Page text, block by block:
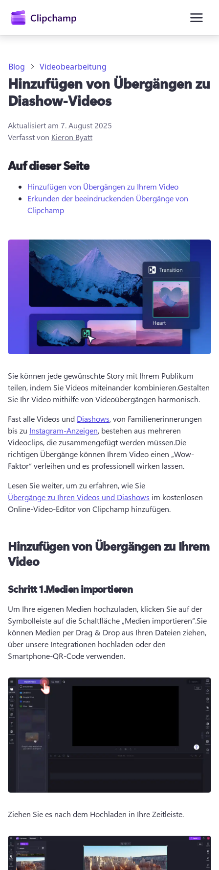
Anmelden
Blog Videobearbeitung
Hinzufügen von Übergängen zu
Diashow-Videos
Aktualisiert am 7. August 2025
Verfasst von Kieron Byatt
Auf dieser Seite
Hinzufügen von Übergängen zu Ihrem Video
Erkunden der beeindruckenden Übergänge von
Clipchamp
Sie können jede gewünschte Story mit Ihrem Publikum
teilen, indem Sie Videos miteinander kombinieren.Gestalten
Sie Ihr Video mithilfe von Videoübergängen harmonisch.
Fast alle Videos und Diashows, von Familienerinnerungen
bis zu Instagram-Anzeigen, bestehen aus mehreren
Videoclips, die zusammengefügt werden müssen.Die
richtigen Übergänge können Ihrem Video einen „Wow-
Faktor“ verleihen und es professionell wirken lassen.
Lesen Sie weiter, um zu erfahren, wie Sie
Übergänge zu Ihren Videos und Diashows im kostenlosen
Online-Video-Editor von Clipchamp hinzufügen.
Hinzufügen von Übergängen zu Ihrem
Video
Schritt 1.Medien importieren
Um Ihre eigenen Medien hochzuladen, klicken Sie auf der
Symbolleiste auf die Schaltfläche „Medien importieren“.Sie
können Medien per Drag & Drop aus Ihren Dateien ziehen,
über unsere Integrationen hochladen oder den
Smartphone-QR-Code verwenden.
Ziehen Sie es nach dem Hochladen in Ihre Zeitleiste.